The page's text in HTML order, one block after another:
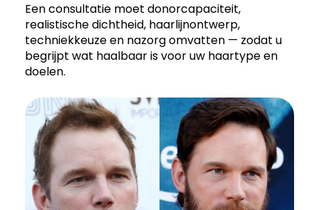
Een consultatie moet donorcapaciteit,
realistische dichtheid, haarlijnontwerp,
techniekkeuze en nazorg omvatten — zodat u
begrijpt wat haalbaar is voor uw haartype en
doelen.